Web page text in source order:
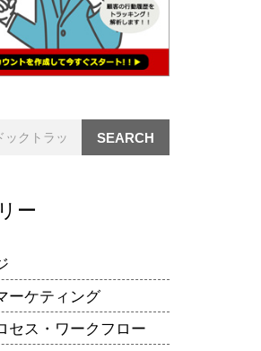
SEARCH
ー
ーケティング
セス・ワークフロー